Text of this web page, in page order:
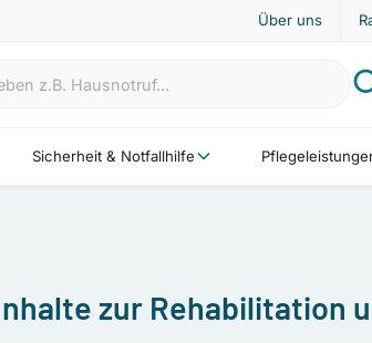
Über uns
Sicherheit & Notfallhilfe
zur Rehabilitation